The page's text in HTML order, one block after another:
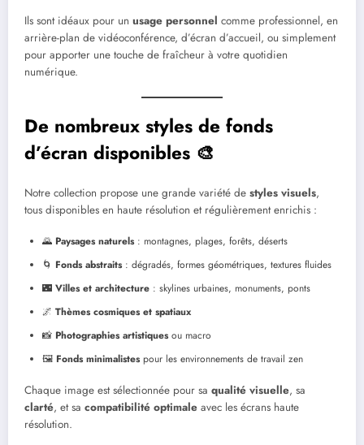
Ils sont idéaux pour un usage personnel comme professionnel, en
arrière-plan de vidéoconférence, d’écran d’accueil, ou simplement
pour apporter une touche de fraîcheur à votre quotidien
numérique.
De nombreux styles de fonds
d’écran disponibles 🎨
Notre collection propose une grande variété de styles visuels,
tous disponibles en haute résolution et régulièrement enrichis :
🌄 Paysages naturels: montagnes, plages, forêts, déserts
🌀 Fonds abstraits: dégradés, formes géométriques, textures fluides
🌃 Villes et architecture : skylines urbaines, monuments, ponts
🌌 Thèmes cosmiques et spatiaux
📸 Photographies artistiquesou macro
🖼️ Fonds minimalistespour les environnements de travail zen
Chaque image est sélectionnée pour sa qualité visuelle, sa
clarté, et sa compatibilité optimale avec les écrans haute
résolution.